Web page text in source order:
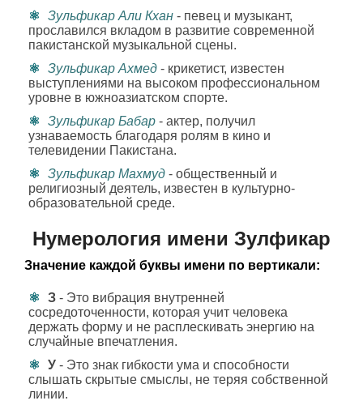
Зульфикар Али Кхан - певец и музыкант,
прославился вкладом в развитие современной
пакистанской музыкальной сцены.
Зульфикар Ахмед - крикетист, известен
выступлениями на высоком профессиональном
уровне в южноазиатском спорте.
Зульфикар Бабар - актер, получил
узнаваемость благодаря ролям в кино и
телевидении Пакистана.
Зульфикар Махмуд - общественный и
религиозный деятель, известен в культурно-
образовательной среде.
Нумерология имени Зулфикар
Значение каждой буквы имени по вертикали:
З - Это вибрация внутренней
сосредоточенности, которая учит человека
держать форму и не расплескивать энергию на
случайные впечатления.
У - Это знак гибкости ума и способности
слышать скрытые смыслы, не теряя собственной
линии.